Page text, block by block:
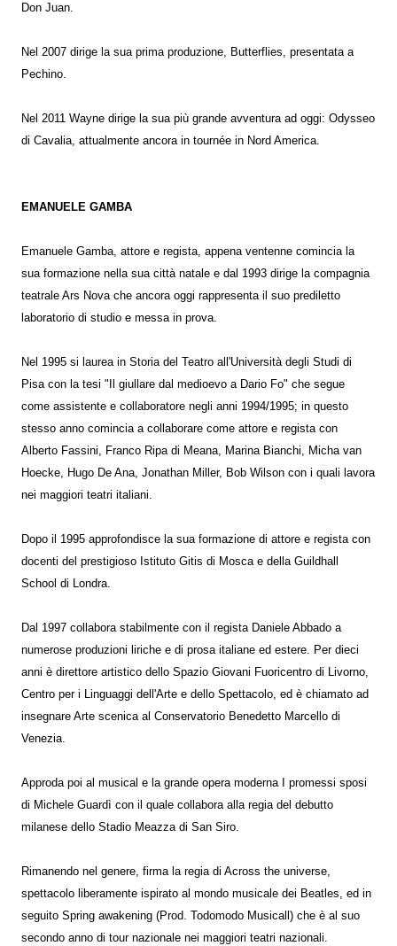
Don Juan.
Nel 2007 dirige la sua prima produzione, Butterflies, presentata a
Pechino.
Nel 2011 Wayne dirige la sua più grande avventura ad oggi: Odysseo
di Cavalia, attualmente ancora in tournée in Nord America.
EMANUELE GAMBA
Emanuele Gamba, attore e regista, appena ventenne comincia la
sua formazione nella sua città natale e dal 1993 dirige la compagnia
teatrale Ars Nova che ancora oggi rappresenta il suo prediletto
laboratorio di studio e messa in prova.
Nel 1995 si laurea in Storia del Teatro all'Università degli Studi di
Pisa con la tesi "Il giullare dal medioevo a Dario Fo" che segue
come assistente e collaboratore negli anni 1994/1995; in questo
stesso anno comincia a collaborare come attore e regista con
Alberto Fassini, Franco Ripa di Meana, Marina Bianchi, Micha van
Hoecke, Hugo De Ana, Jonathan Miller, Bob Wilson con i quali lavora
nei maggiori teatri italiani.
Dopo il 1995 approfondisce la sua formazione di attore e regista con
docenti del prestigioso Istituto Gitis di Mosca e della Guildhall
School di Londra.
Dal 1997 collabora stabilmente con il regista Daniele Abbado a
numerose produzioni liriche e di prosa italiane ed estere. Per dieci
anni è direttore artistico dello Spazio Giovani Fuoricentro di Livorno,
Centro per i Linguaggi dell'Arte e dello Spettacolo, ed è chiamato ad
insegnare Arte scenica al Conservatorio Benedetto Marcello di
Venezia.
Approda poi al musical e la grande opera moderna I promessi sposi
di Michele Guardì con il quale collabora alla regia del debutto
milanese dello Stadio Meazza di San Siro.
Rimanendo nel genere, firma la regia di Across the universe,
spettacolo liberamente ispirato al mondo musicale dei Beatles, ed in
seguito Spring awakening (Prod. Todomodo Musicall) che è al suo
secondo anno di tour nazionale nei maggiori teatri nazionali.